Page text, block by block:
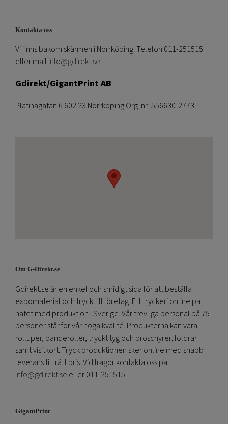
Kontakta oss
Vi finns bakom skärmen i Norrköping. Telefon 011-251515
eller mail info@gdirekt.se
Gdirekt/GigantPrint AB
Platinagatan 6 602 23 Norrköping Org. nr: 556630-2773
Om G-Direkt.se
Gdirekt.se är en enkel och smidigt sida för att beställa
expomaterial och tryck till företag. Ett tryckeri online på
nätet med produktion i Sverige. Vår trevliga personal på 75
personer står för vår höga kvalité. Produkterna kan vara
rolluper, banderoller, tryckt tyg och broschyrer, foldrar
samt visitkort. Tryck produktionen sker online med snabb
leverans till rätt pris. Vid frågor kontakta oss på
info@gdirekt.se eller 011-251515
GigantPrint